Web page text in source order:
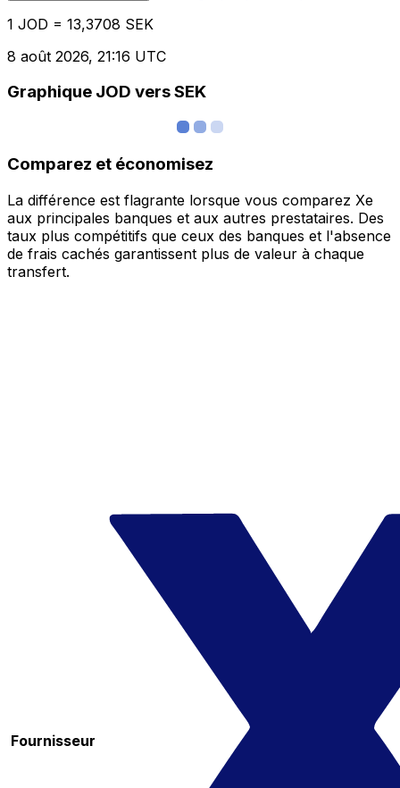
1 JOD = 13,3708 SEK
8 août 2026, 21:16 UTC
Graphique JOD vers SEK
Comparez et économisez
La différence est flagrante lorsque vous comparez Xe
aux principales banques et aux autres prestataires. Des
taux plus compétitifs que ceux des banques et l'absence
de frais cachés garantissent plus de valeur à chaque
transfert.
Fournisseur